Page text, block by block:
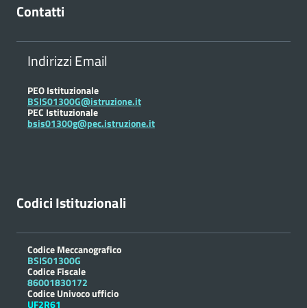
Contatti
Indirizzi Email
PEO Istituzionale
BSIS01300G@istruzione.it
PEC Istituzionale
bsis01300g@pec.istruzione.it
Codici Istituzionali
Codice Meccanografico
BSIS01300G
Codice Fiscale
86001830172
Codice Univoco ufficio
UF2R61